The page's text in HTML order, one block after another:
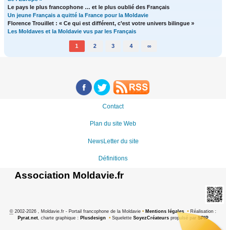
Le pays le plus francophone … et le plus oublié des Français
Un jeune Français a quitté la France pour la Moldavie
Florence Trouillet : « Ce qui est différent, c’est votre univers bilingue »
Les Moldaves et la Moldavie vus par les Français
1 2 3 4 ∞
Contact
Plan du site Web
NewsLetter du site
Définitions
Association Moldavie.fr
© 2002-2026 , Moldavie.fr - Portail francophone de la Moldavie • Mentions légales • Réalisation :
Pyrat.net , charte graphique : Plusdesign • Squelette SoyezCréateurs propulsé par SPIP